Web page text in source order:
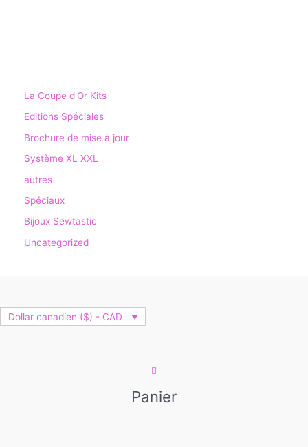
La Coupe d'Or Kits
Editions Spéciales
Brochure de mise à jour
Système XL XXL
autres
Spéciaux
Bijoux Sewtastic
Uncategorized
Dollar canadien ($) - CAD
Panier